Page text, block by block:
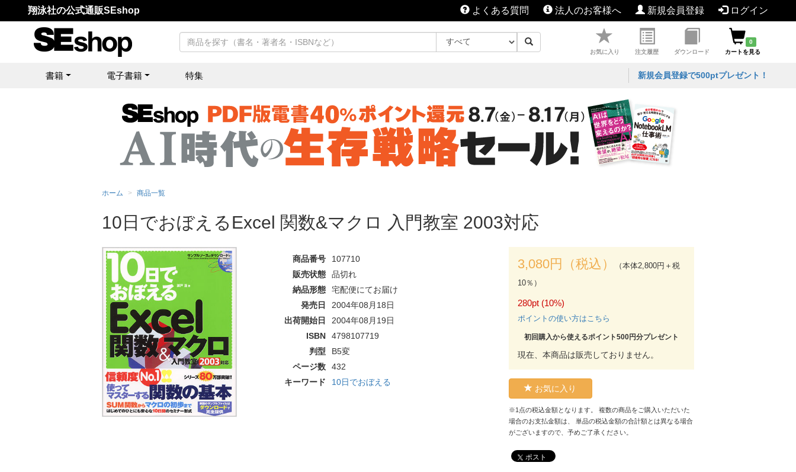
翔泳社の公式通販SEshop よくある質問 法人のお客様へ 新規会員登録 ログイン
お気に入り 注文履歴 ダウンロード
0
カートを見る
書籍 電子書籍 特集 新規会員登録で500ptプレゼント！
ホーム 商品一覧
10日でおぼえるExcel 関数&マクロ 入門教室 2003対応
商品番号
107710
販売状態
品切れ
納品形態
宅配便にてお届け
発売日
2004年08月18日
出荷開始日
2004年08月19日
ISBN
4798107719
判型
B5変
ページ数
432
キーワード
10日でおぼえる
3,080円（税込）
（本体2,800円＋税
10％）
280pt (10%)
ポイントの使い方はこちら
初回購入から使えるポイント500円分プレゼント
現在、本商品は販売しておりません。
お気に入り
※1点の税込金額となります。 複数の商品をご購入いただいた
場合のお支払金額は、 単品の税込金額の合計額とは異なる場合
がございますので、予めご了承ください。
ポスト